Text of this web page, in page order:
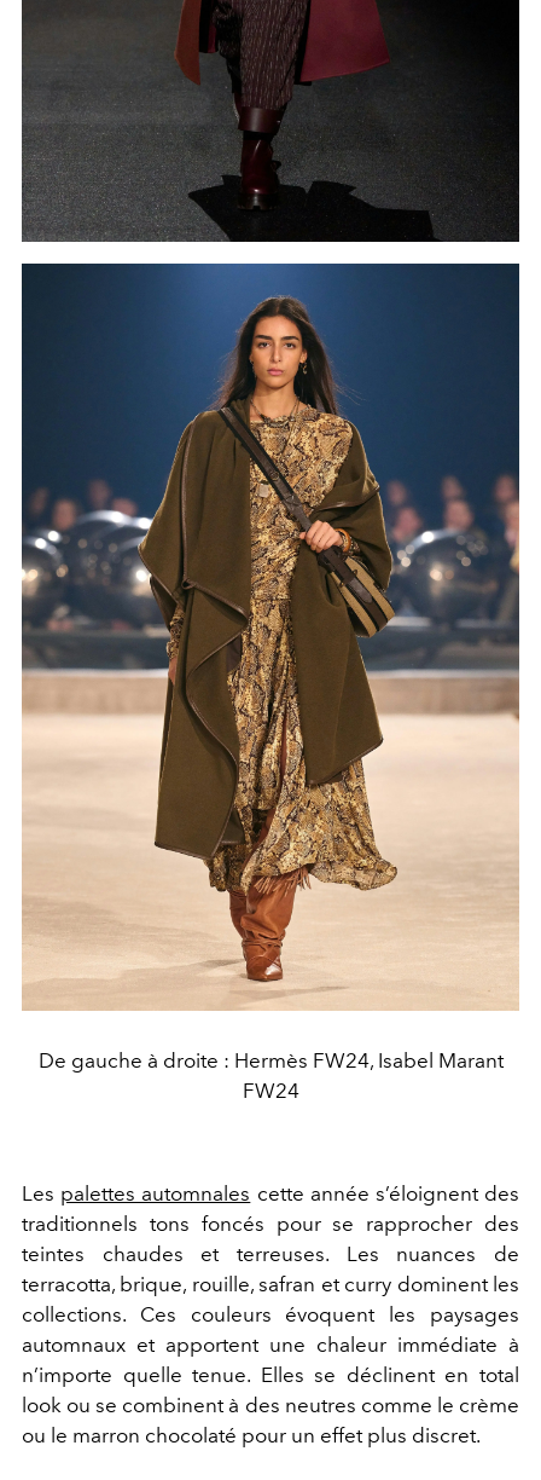
De gauche à droite : Hermès FW24, Isabel Marant
FW24
Les palettes automnales cette année s’éloignent des
traditionnels tons foncés pour se rapprocher des
teintes chaudes et terreuses. Les nuances de
terracotta, brique, rouille, safran et curry dominent les
collections. Ces couleurs évoquent les paysages
automnaux et apportent une chaleur immédiate à
n’importe quelle tenue. Elles se déclinent en total
look ou se combinent à des neutres comme le crème
ou le marron chocolaté pour un effet plus discret.